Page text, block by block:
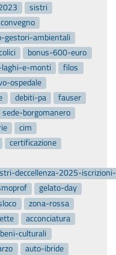
sistri
convegno
gestori-ambientali
bonus-600-euro
e-monti
filos
ospedale
debiti-pa
fauser
sede-borgomanero
cim
certificazione
deccellenza-2025-
gelato-day
zona-rossa
acconciatura
culturali
auto-ibride